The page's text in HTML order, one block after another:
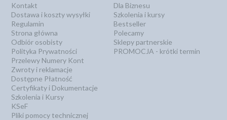
Kontakt
Dostawa i koszty wysyłki
Regulamin
Strona główna
Odbiór osobisty
Polityka Prywatności
Przelewy Numery Kont
Zwroty i reklamacje
Dostępne Płatność
Certyfikaty i Dokumentacje
Szkolenia i Kursy
KSeF
Pliki pomocy technicznej
Dla Biznesu
Szkolenia i kursy
Bestseller
Polecamy
Sklepy partnerskie
PROMOCJA - krótki termin